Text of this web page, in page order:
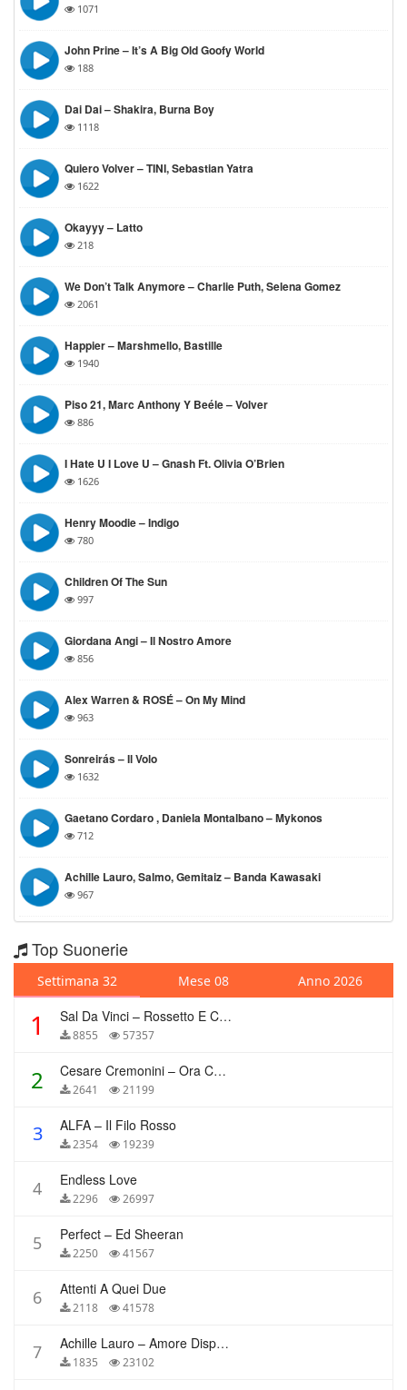
1071
John Prine – It’s A Big Old Goofy World
188
Dai Dai – Shakira, Burna Boy
1118
Quiero Volver – TINI, Sebastian Yatra
1622
Okayyy – Latto
218
We Don’t Talk Anymore – Charlie Puth, Selena Gomez
2061
Happier – Marshmello, Bastille
1940
Piso 21, Marc Anthony Y Beéle – Volver
886
I Hate U I Love U – Gnash Ft. Olivia O’Brien
1626
Henry Moodie – Indigo
780
Children Of The Sun
997
Giordana Angi – Il Nostro Amore
856
Alex Warren & ROSÉ – On My Mind
963
Sonreirás – Il Volo
1632
Gaetano Cordaro , Daniela Montalbano – Mykonos
712
Achille Lauro, Salmo, Gemitaiz – Banda Kawasaki
967
Top Suonerie
Settimana 32 Mese 08 Anno 2026
1 Sal Da Vinci – Rossetto E Caffè
8855 57357
2 Cesare Cremonini – Ora Che Non Ho Più Te
2641 21199
3 ALFA – Il Filo Rosso
2354 19239
4 Endless Love
2296 26997
5 Perfect – Ed Sheeran
2250 41567
6 Attenti A Quei Due
2118 41578
7 Achille Lauro – Amore Disperato
1835 23102